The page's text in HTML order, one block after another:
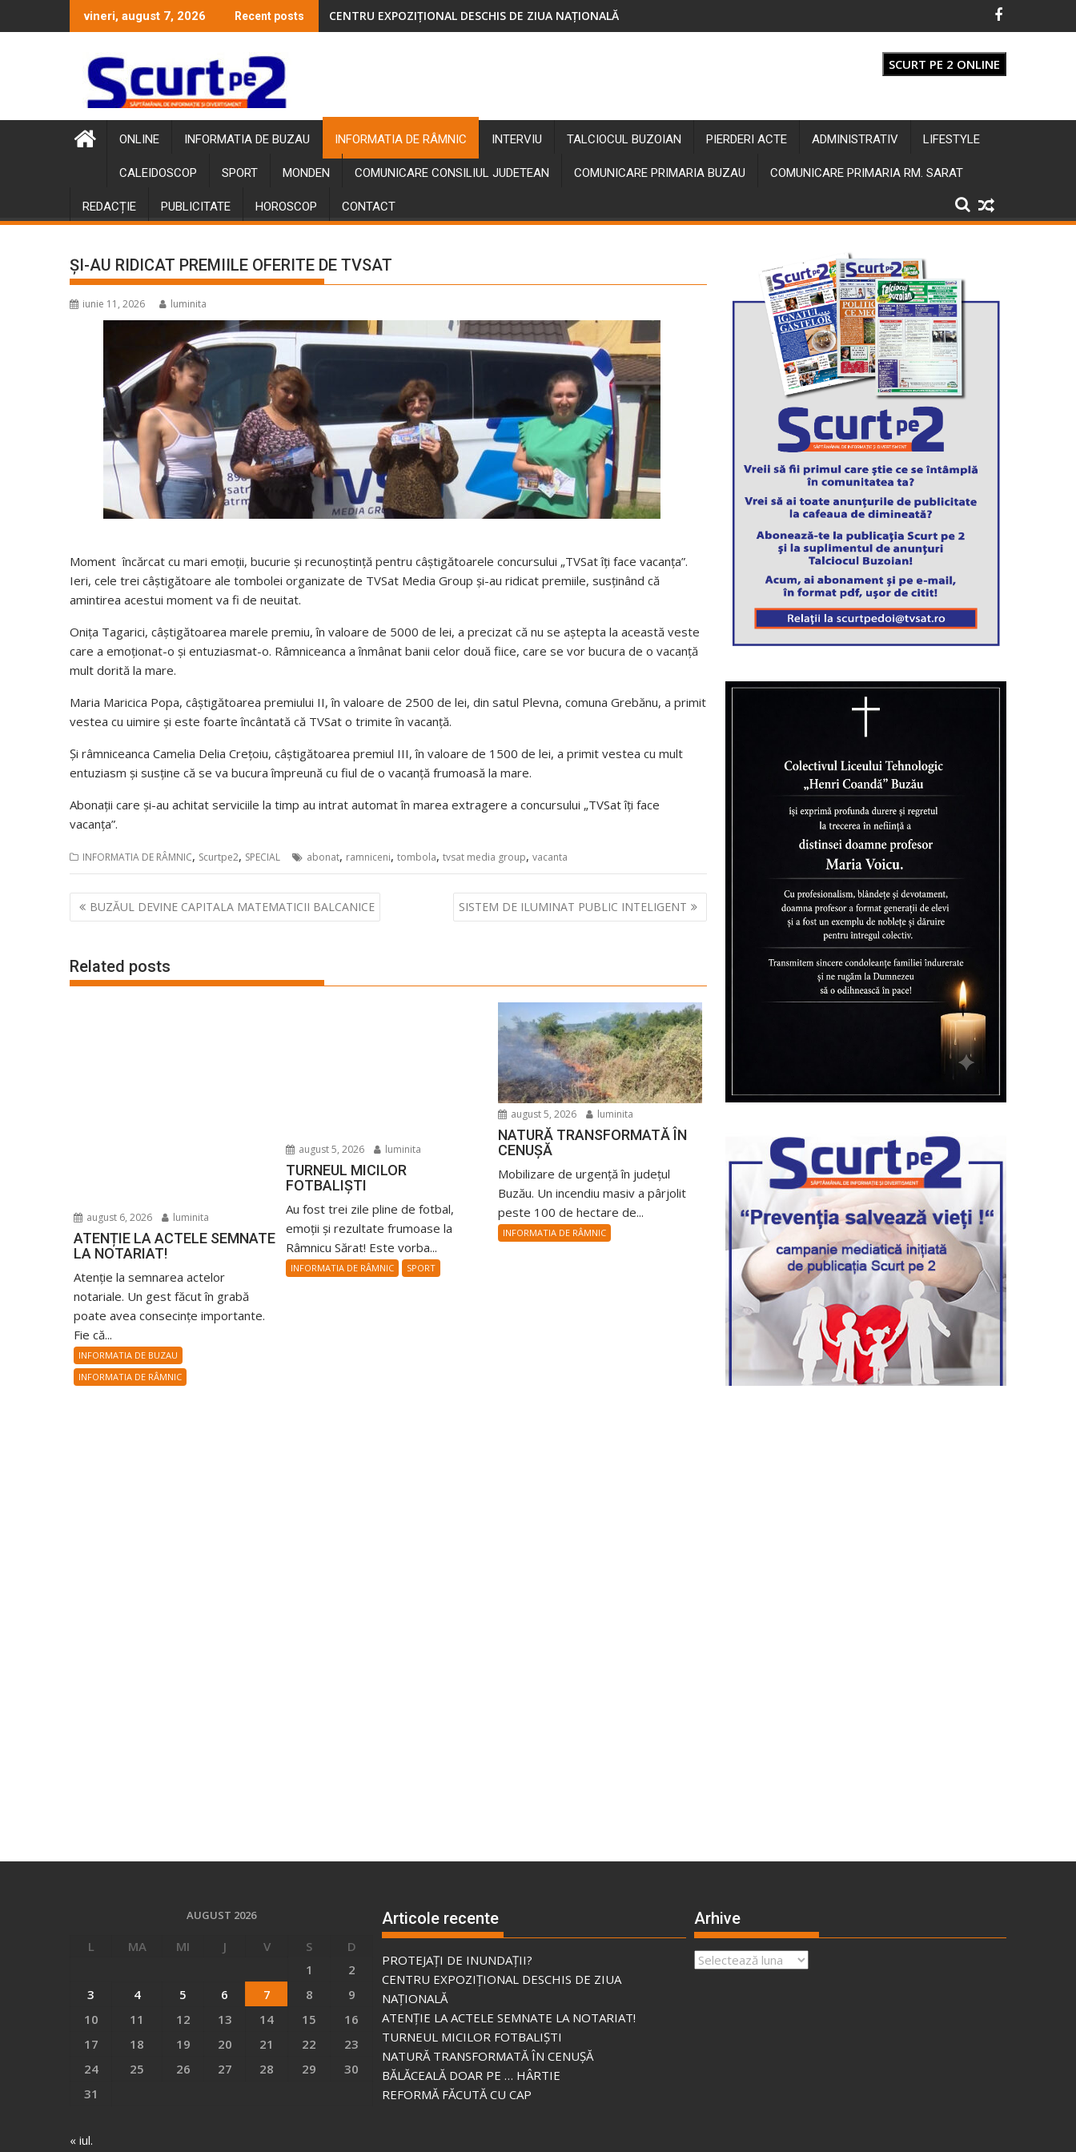
to
vineri, august 7, 2026 Recent posts CENTRU EXPOZIȚIONAL DESCHIS DE ZIUA NAȚIONALĂ
SCURT PE 2 ONLINE
ONLINE INFORMATIA DE BUZAU INFORMATIA DE RÂMNIC INTERVIU TALCIOCUL BUZOIAN PIERDERI ACTE ADMINISTRATIV LIFESTYLE
CALEIDOSCOP SPORT MONDEN COMUNICARE CONSILIUL JUDETEAN COMUNICARE PRIMARIA BUZAU COMUNICARE PRIMARIA RM. SARAT
REDACȚIE PUBLICITATE HOROSCOP CONTACT
ȘI-AU RIDICAT PREMIILE OFERITE DE TVSAT
iunie 11, 2026 luminita
Moment încărcat cu mari emoții, bucurie și recunoștință pentru câștigătoarele concursului „TVSat îți face vacanța”.
Ieri, cele trei câștigătoare ale tombolei organizate de TVSat Media Group și-au ridicat premiile, susținând că
amintirea acestui moment va fi de neuitat.
Onița Tagarici, câștigătoarea marele premiu, în valoare de 5000 de lei, a precizat că nu se aștepta la această veste
care a emoționat-o și entuziasmat-o. Râmniceanca a înmânat banii celor două fiice, care se vor bucura de o vacanță
mult dorită la mare.
Maria Maricica Popa, câștigătoarea premiului II, în valoare de 2500 de lei, din satul Plevna, comuna Grebănu, a primit
vestea cu uimire și este foarte încântată că TVSat o trimite în vacanță.
Și râmniceanca Camelia Delia Crețoiu, câștigătoarea premiul III, în valoare de 1500 de lei, a primit vestea cu mult
entuziasm și susține că se va bucura împreună cu fiul de o vacanță frumoasă la mare.
Abonații care și-au achitat serviciile la timp au intrat automat în marea extragere a concursului „TVSat îți face
vacanța”.
INFORMATIA DE RÂMNIC, Scurtpe2, SPECIAL abonat, ramniceni, tombola, tvsat media group, vacanta
Navigare
în
BUZĂUL DEVINE CAPITALA MATEMATICII BALCANICE SISTEM DE ILUMINAT PUBLIC INTELIGENT
Related posts
august 6, 2026 luminita
ATENȚIE LA ACTELE SEMNATE
LA NOTARIAT!
Atenție la semnarea actelor
notariale. Un gest făcut în grabă
poate avea consecințe importante.
Fie că...
INFORMATIA DE BUZAU
INFORMATIA DE RÂMNIC
august 5, 2026 luminita
TURNEUL MICILOR
FOTBALIȘTI
Au fost trei zile pline de fotbal,
emoții și rezultate frumoase la
Râmnicu Sărat! Este vorba...
INFORMATIA DE RÂMNIC SPORT
august 5, 2026 luminita
NATURĂ TRANSFORMATĂ ÎN
CENUȘĂ
Mobilizare de urgență în județul
Buzău. Un incendiu masiv a pârjolit
peste 100 de hectare de...
INFORMATIA DE RÂMNIC
AUGUST 2026
L MA MI J V S
D
1
2
3
4 5 6 7 8
9
10
11 12 13 14 15
16
17
18 19 20 21 22
23
24
25 26 27 28 29
30
31
« iul.
Articole recente
PROTEJAȚI DE INUNDAȚII?
CENTRU EXPOZIȚIONAL DESCHIS DE ZIUA
NAȚIONALĂ
ATENȚIE LA ACTELE SEMNATE LA NOTARIAT!
TURNEUL MICILOR FOTBALIȘTI
NATURĂ TRANSFORMATĂ ÎN CENUȘĂ
BĂLĂCEALĂ DOAR PE … HÂRTIE
REFORMĂ FĂCUTĂ CU CAP
Arhive
Arhive